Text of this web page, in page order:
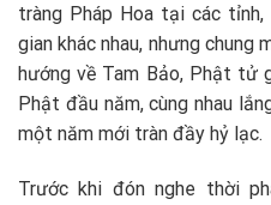
tràng Pháp Hoa tại các tỉnh,
gian khác nhau, nhưng chung
hướng về Tam Bảo, Phật tử
Phật đầu năm, cùng nhau
một năm mới tràn đầy hỷ lạc.
Trước khi đón nghe thời